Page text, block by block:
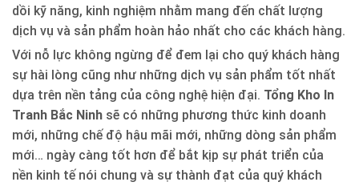
dồi kỹ năng, kinh nghiệm nhằm mang đến chất lượng
dịch vụ và sản phẩm hoàn hảo nhất cho các khách hàng.
Với nỗ lực không ngừng để đem lại cho quý khách hàng
sự hài lòng cũng như những dịch vụ sản phẩm tốt nhất
dựa trên nền tảng của công nghệ hiện đại. Tổng Kho In
Tranh Bắc Ninh sẽ có những phương thức kinh doanh
mới, những chế độ hậu mãi mới, những dòng sản phẩm
mới… ngày càng tốt hơn để bắt kịp sự phát triển của
nền kinh tế nói chung và sự thành đạt của quý khách